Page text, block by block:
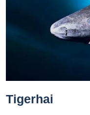
Tigerhai